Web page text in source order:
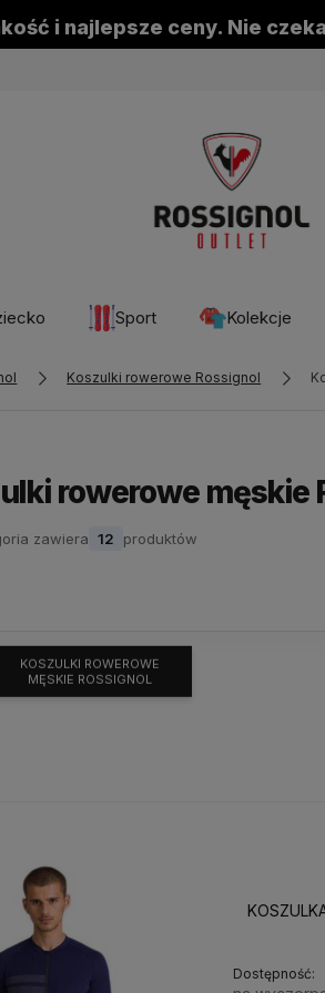
i najlepsze ceny. Nie
Sport Kolekcje
Koszulki rowerowe Rossignol
rowerowe męskie
zawiera 12 produktów
KOSZULKI ROWEROWE
MĘSKIE ROSSIGNOL
Dostępność: